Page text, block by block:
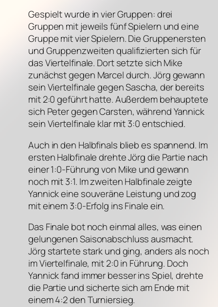
Gespielt wurde in vier Gruppen: drei
Gruppen mit jeweils fünf Spielern und eine
Gruppe mit vier Spielern. Die Gruppenersten
und Gruppenzweiten qualifizierten sich für
das Viertelfinale. Dort setzte sich Mike
zunächst gegen Marcel durch. Jörg gewann
sein Viertelfinale gegen Sascha, der bereits
mit 2:0 geführt hatte. Außerdem behauptete
sich Peter gegen Carsten, während Yannick
sein Viertelfinale klar mit 3:0 entschied.
Auch in den Halbfinals blieb es spannend. Im
ersten Halbfinale drehte Jörg die Partie nach
einer 1:0-Führung von Mike und gewann
noch mit 3:1. Im zweiten Halbfinale zeigte
Yannick eine souveräne Leistung und zog
mit einem 3:0-Erfolg ins Finale ein.
Das Finale bot noch einmal alles, was einen
gelungenen Saisonabschluss ausmacht.
Jörg startete stark und ging, anders als noch
im Viertelfinale, mit 2:0 in Führung. Doch
Yannick fand immer besser ins Spiel, drehte
die Partie und sicherte sich am Ende mit
einem 4:2 den Turniersieg.